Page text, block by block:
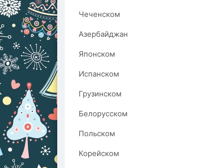
Чеченском
Азербайджан
Японском
Испанском
Грузинском
Белорусском
Польском
Корейском